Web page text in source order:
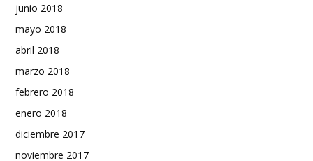
junio 2018
mayo 2018
abril 2018
marzo 2018
febrero 2018
enero 2018
diciembre 2017
noviembre 2017